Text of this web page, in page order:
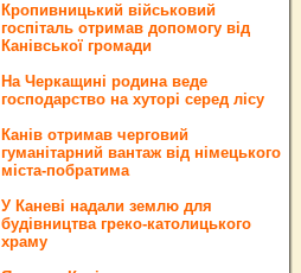
Кропивницький військовий
госпіталь отримав допомогу від
Канівської громади
На Черкащині родина веде
господарство на хуторі серед лісу
Канів отримав черговий
гуманітарний вантаж від німецького
міста-побратима
У Каневі надали землю для
будівництва греко‐католицького
храму